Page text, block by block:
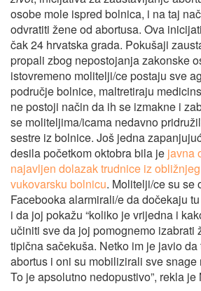
osobe mole ispred bolnica, i na taj
odvratiti žene od abortusa. Ova
čak 24 hrvatska grada. Pokušaji
propali zbog nepostojanja zakonske
istovremeno molitelji/ce postaju sve
područje bolnice, maltretiraju
ne postoji način da ih se izmakne i
se moliteljima/icama nedavno
sestre iz bolnice. Još jedna
desila početkom oktobra bila je javna
najavljen dolazak trudnice iz
vukovarsku bolnicu. Molitelji/ce su se
Facebooka alarmirali/e da dočekaju
i da joj pokažu “koliko je vrijedna i
učiniti sve da joj pomognemo izabrati
tipična sačekuša. Netko im je javio
abortus i oni su mobilizirali sve
To je apsolutno nedopustivo”, rekla je